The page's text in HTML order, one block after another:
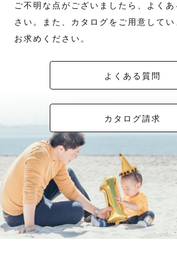
ご不明な点がございましたら、よく
さい。また、カタログをご用意して
お求めください。
よくある質問
カタログ請求